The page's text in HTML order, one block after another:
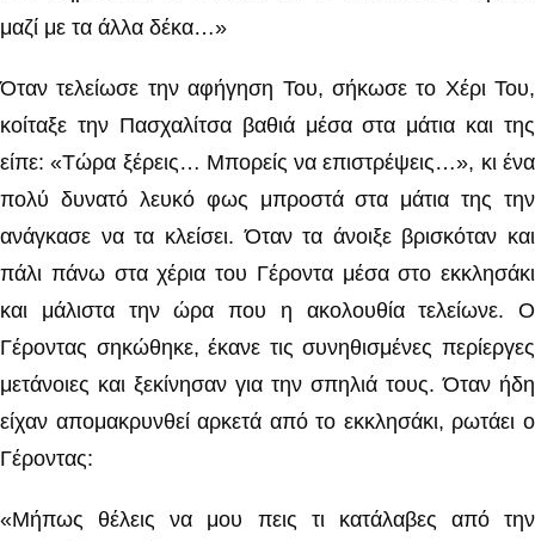
μαζί με τα άλλα δέκα…»
Όταν τελείωσε την αφήγηση Του, σήκωσε το Χέρι Του,
κοίταξε την Πασχαλίτσα βαθιά μέσα στα μάτια και της
είπε: «Τώρα ξέρεις… Μπορείς να επιστρέψεις…», κι ένα
πολύ δυνατό λευκό φως μπροστά στα μάτια της την
ανάγκασε να τα κλείσει. Όταν τα άνοιξε βρισκόταν και
πάλι πάνω στα χέρια του Γέροντα μέσα στο εκκλησάκι
και μάλιστα την ώρα που η ακολουθία τελείωνε. Ο
Γέροντας σηκώθηκε, έκανε τις συνηθισμένες περίεργες
μετάνοιες και ξεκίνησαν για την σπηλιά τους. Όταν ήδη
είχαν απομακρυνθεί αρκετά από το εκκλησάκι, ρωτάει ο
Γέροντας:
«Μήπως θέλεις να μου πεις τι κατάλαβες από την